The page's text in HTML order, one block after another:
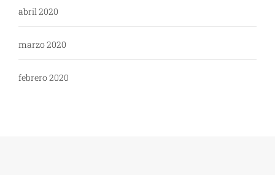
abril 2020
marzo 2020
febrero 2020